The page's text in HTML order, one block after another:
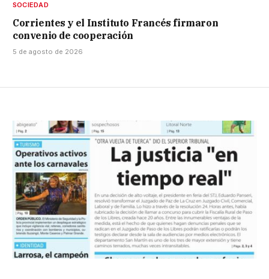
SOCIEDAD
Corrientes y el Instituto Francés firmaron
convenio de cooperación
5 de agosto de 2026